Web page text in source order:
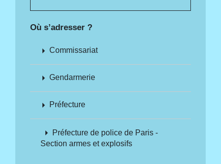
Où s’adresser ?
arrow_rightCommissariat
arrow_rightGendarmerie
arrow_right Préfecture
arrow_right
Préfecture de police de Paris -
Section armes et explosifs